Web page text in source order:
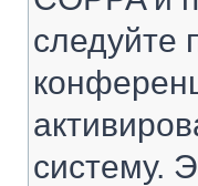
следуйте
систему.